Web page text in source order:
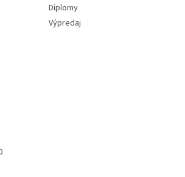
Diplomy
Výpredaj